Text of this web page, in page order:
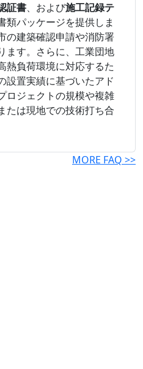
証書、および施工記録テ
類パッケージを提供しま
の建築確認申請や消防署
ます。さらに、工業団地
熱負荷環境に対応するた
設置実績に基づいたアド
ロジェクトの規模や複雑
たは現地での技術打ち合
MORE FAQ >>